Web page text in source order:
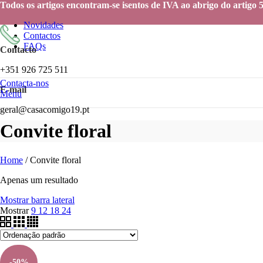
Todos os artigos encontram-se isentos de IVA ao abrigo do artigo
Novidades
Contactos
FAQs
Contacto
+351 926 725 511
E-mail
geral@casacomigo19.pt
Contacta-nos
Menu
Convite floral
Home /Convite floral
Apenas um resultado
Mostrar barra lateral
Mostrar9 12 18 24